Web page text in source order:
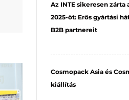
Az INTE sikeresen zárta
2025-öt: Erős gyártási
B2B partnereit
Cosmopack Asia és
kiállítás